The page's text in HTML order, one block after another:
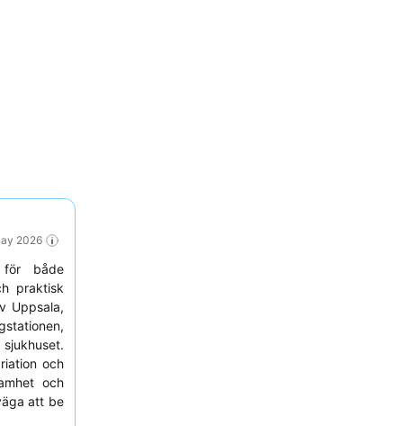
2026
både
praktisk
Uppsala,
och
och
att be